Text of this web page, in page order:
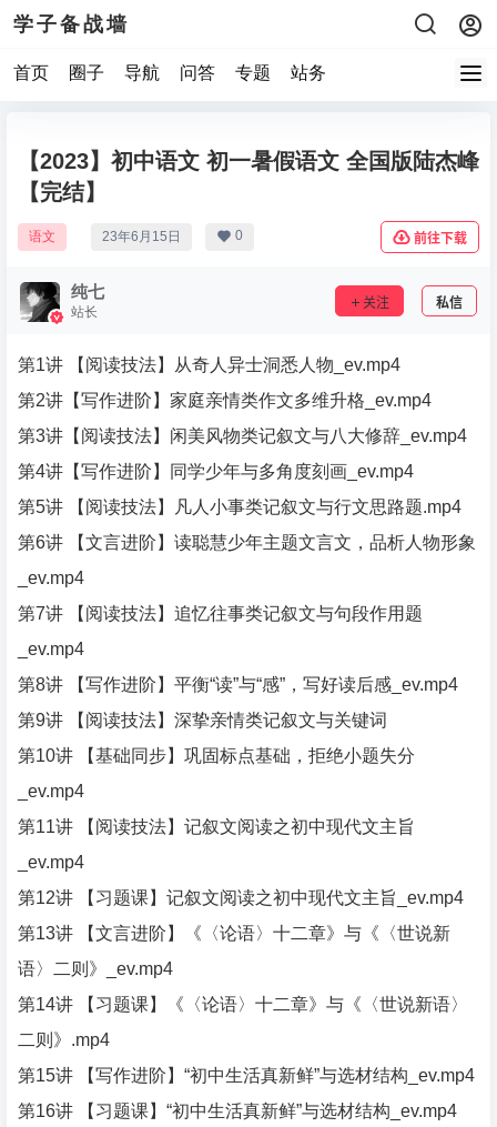
学子备战墙
首页 圈子 导航 问答 专题 站务
【2023】初中语文 初一暑假语文 全国版陆杰峰
【完结】
语文 23年6月15日 0 前往下载
纯七
站长
关注 私信
第1讲 【阅读技法】从奇人异士洞悉人物_ev.mp4
第2讲【写作进阶】家庭亲情类作文多维升格_ev.mp4
第3讲【阅读技法】闲美风物类记叙文与八大修辞_ev.mp4
第4讲【写作进阶】同学少年与多角度刻画_ev.mp4
第5讲 【阅读技法】凡人小事类记叙文与行文思路题.mp4
第6讲 【文言进阶】读聪慧少年主题文言文，品析人物形象
_ev.mp4
第7讲 【阅读技法】追忆往事类记叙文与句段作用题
_ev.mp4
第8讲 【写作进阶】平衡“读”与“感”，写好读后感_ev.mp4
第9讲 【阅读技法】深挚亲情类记叙文与关键词
第10讲 【基础同步】巩固标点基础，拒绝小题失分
_ev.mp4
第11讲 【阅读技法】记叙文阅读之初中现代文主旨
_ev.mp4
第12讲 【习题课】记叙文阅读之初中现代文主旨_ev.mp4
第13讲 【文言进阶】《〈论语〉十二章》与《〈世说新
语〉二则》_ev.mp4
第14讲 【习题课】《〈论语〉十二章》与《〈世说新语〉
二则》.mp4
第15讲 【写作进阶】“初中生活真新鲜”与选材结构_ev.mp4
第16讲 【习题课】“初中生活真新鲜”与选材结构_ev.mp4